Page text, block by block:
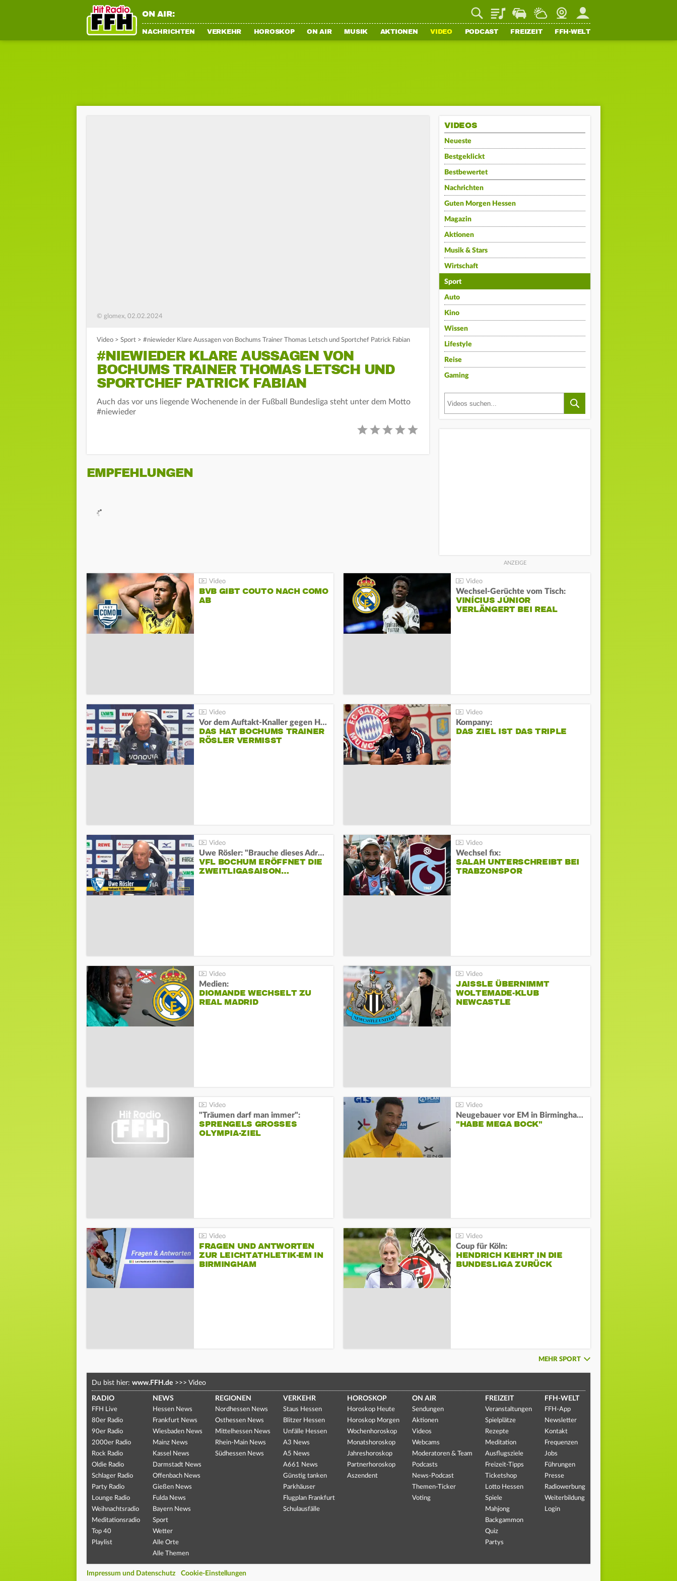
ON AIR: PlaylistStaupilotWetterWebcamMein FFH
NACHRICHTEN VERKEHR HOROSKOP ON AIR MUSIK AKTIONEN VIDEO PODCAST FREIZEIT FFH-WELT
© glomex, 02.02.2024
Video > Sport > #niewieder Klare Aussagen von Bochums Trainer Thomas Letsch und Sportchef Patrick Fabian
#NIEWIEDER KLARE AUSSAGEN VON
BOCHUMS TRAINER THOMAS LETSCH UND
SPORTCHEF PATRICK FABIAN
Auch das vor uns liegende Wochenende in der Fußball Bundesliga steht unter dem Motto
#niewieder
EMPFEHLUNGEN
VIDEOS
Neueste
Bestgeklickt
Bestbewertet
Nachrichten
Guten Morgen Hessen
Magazin
Aktionen
Musik & Stars
Wirtschaft
Sport
Auto
Kino
Wissen
Lifestyle
Reise
Gaming
BVB GIBT COUTO NACH COMO
AB
Wechsel-Gerüchte vom Tisch:
VINÍCIUS JÚNIOR
VERLÄNGERT BEI REAL
Vor dem Auftakt-Knaller gegen Hertha:
DAS HAT BOCHUMS TRAINER
RÖSLER VERMISST
Kompany:
DAS ZIEL IST DAS TRIPLE
Uwe Rösler: "Brauche dieses Adrenalin"
VFL BOCHUM ERÖFFNET DIE
ZWEITLIGASAISON…
Wechsel fix:
SALAH UNTERSCHREIBT BEI
TRABZONSPOR
Medien:
DIOMANDE WECHSELT ZU
REAL MADRID
JAISSLE ÜBERNIMMT
WOLTEMADE-KLUB
NEWCASTLE
"Träumen darf man immer":
SPRENGELS GROSSES O
LYMPIA-ZIEL
Neugebauer vor EM in Birmingham:
"HABE MEGA BOCK"
FRAGEN UND ANTWORTEN
ZUR LEICHTATHLETIK-EM IN
BIRMINGHAM
Coup für Köln:
HENDRICH KEHRT IN DIE
BUNDESLIGA ZURÜCK
MEHR SPORT
Du bist hier: www.FFH.de >>> Video
RADIO
FFH Live
80er Radio
90er Radio
2000er Radio
Rock Radio
Oldie Radio
Schlager Radio
Party Radio
Lounge Radio
Weihnachtsradio
Meditationsradio
Top 40
Playlist
NEWS
Hessen News
Frankfurt News
Wiesbaden News
Mainz News
Kassel News
Darmstadt News
Offenbach News
Gießen News
Fulda News
Bayern News
Sport
Wetter
Alle Orte
Alle Themen
REGIONEN
Nordhessen News
Osthessen News
Mittelhessen News
Rhein-Main News
Südhessen News
VERKEHR
Staus Hessen
Blitzer Hessen
Unfälle Hessen
A3 News
A5 News
A661 News
Günstig tanken
Parkhäuser
Flugplan Frankfurt
Schulausfälle
HOROSKOP
Horoskop Heute
Horoskop Morgen
Wochenhoroskop
Monatshoroskop
Jahreshoroskop
Partnerhoroskop
Aszendent
ON AIR
Sendungen
Aktionen
Videos
Webcams
Moderatoren & Team
Podcasts
News-Podcast
Themen-Ticker
Voting
FREIZEIT
Veranstaltungen
Spielplätze
Rezepte
Meditation
Ausflugsziele
Freizeit-Tipps
Ticketshop
Lotto Hessen
Spiele
Mahjong
Backgammon
Quiz
Partys
FFH-WELT
FFH-App
Newsletter
Kontakt
Frequenzen
Jobs
Führungen
Presse
Radiowerbung
Weiterbildung
Login
Impressum und Datenschutz Cookie-Einstellungen